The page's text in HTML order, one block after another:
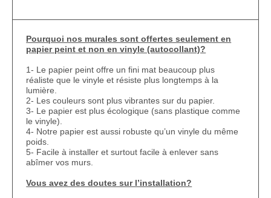
Pourquoi nos murales sont offertes seulement en
papier peint et non en vinyle (autocollant)?
1- Le papier peint offre un fini mat beaucoup plus
réaliste que le vinyle et résiste plus longtemps à la
lumière.
2- Les couleurs sont plus vibrantes sur du papier.
3- Le papier est plus écologique (sans plastique comme
le vinyle).
4- Notre papier est aussi robuste qu’un vinyle du même
poids.
5- Facile à installer et surtout facile à enlever sans
abîmer vos murs.
Vous avez des doutes sur l’installation?